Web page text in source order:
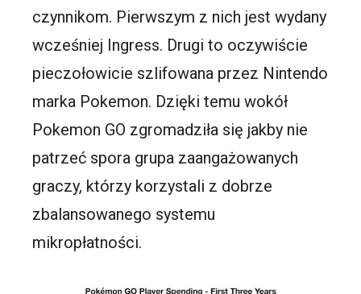
czynnikom. Pierwszym z nich jest wydany
wcześniej Ingress. Drugi to oczywiście
pieczołowicie szlifowana przez Nintendo
marka Pokemon. Dzięki temu wokół
Pokemon GO zgromadziła się jakby nie
patrzeć spora grupa zaangażowanych
graczy, którzy korzystali z dobrze
zbalansowanego systemu
mikropłatności.